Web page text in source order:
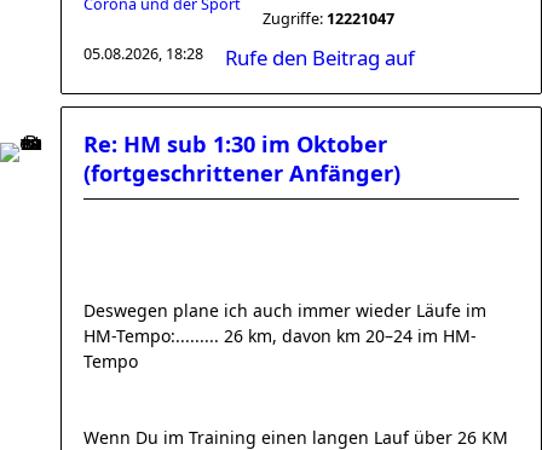
Corona und der Sport
Zugriffe: 12221047
05.08.2026, 18:28
Rufe den Beitrag auf
Re: HM sub 1:30 im Oktober
(fortgeschrittener Anfänger)
Deswegen plane ich auch immer wieder Läufe im
HM-Tempo:......... 26 km, davon km 20–24 im HM-
Tempo
Wenn Du im Training einen langen Lauf über 26 KM